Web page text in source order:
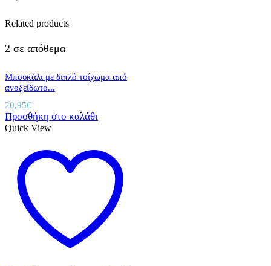
Related products
2 σε απόθεμα
Μπουκάλι με διπλό τοίχωμα από
ανοξείδωτο...
20,95€
Προσθήκη στο καλάθι
Quick View